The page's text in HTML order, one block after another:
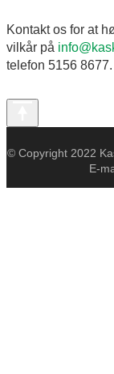
Kontakt os for at
vilkår på
telefon 5156 8677.
© Copyright 2022
E-